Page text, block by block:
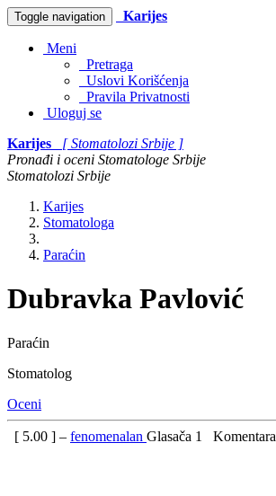
Toggle navigation Karijes
Meni
Pretraga
Uslovi Korišćenja
Pravila Privatnosti
Uloguj se
Karijes
[ Stomatolozi Srbije ]
Pronađi i oceni Stomatologe Srbije
Stomatolozi Srbije
Karijes
Stomatologa
Paraćin
Dubravka Pavlović
Paraćin
Stomatolog
Oceni
[ 5.00 ] – fenomenalan Glasača 1 Komentara